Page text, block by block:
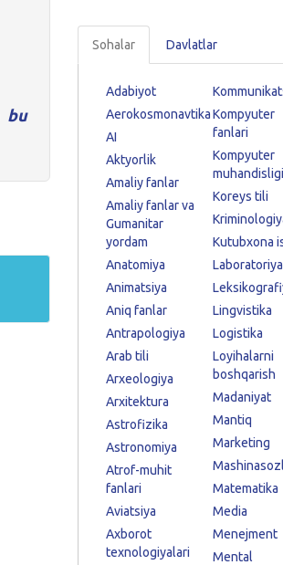
bu
Sohalar Davlatlar
Adabiyot
Aerokosmonavtika
AI
Aktyorlik
Amaliy fanlar
Amaliy fanlar va
Gumanitar
yordam
Anatomiya
Animatsiya
Aniq fanlar
Antrapologiya
Arab tili
Arxeologiya
Arxitektura
Astrofizika
Astronomiya
Atrof-muhit
fanlari
Aviatsiya
Axborot
texnologiyalari
Kompyuter
fanlari
Kompyuter
muhandisligi
Koreys tili
Kutubxona
Lingvistika
Logistika
Loyihalarni
boshqarish
Madaniyat
Mantiq
Marketing
Matematika
Media
Menejment
Mental